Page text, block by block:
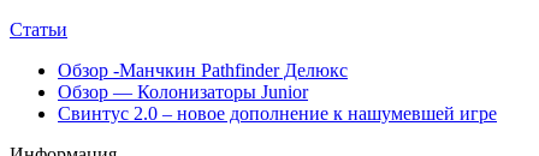
Статьи
Обзор -Манчкин Pathfinder Делюкс
Обзор — Колонизаторы Junior
Свинтус 2.0 – новое дополнение к нашумевшей игре